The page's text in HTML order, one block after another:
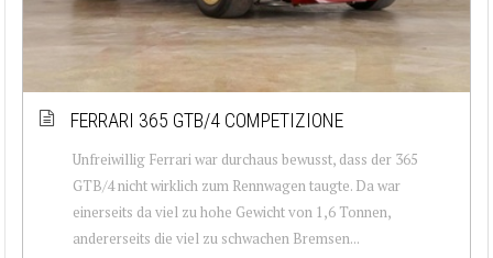
FERRARI 365 GTB/4 COMPETIZIONE
Unfreiwillig Ferrari war durchaus bewusst, dass der 365
GTB/4 nicht wirklich zum Rennwagen taugte. Da war
einerseits da viel zu hohe Gewicht von 1,6 Tonnen,
andererseits die viel zu schwachen Bremsen...